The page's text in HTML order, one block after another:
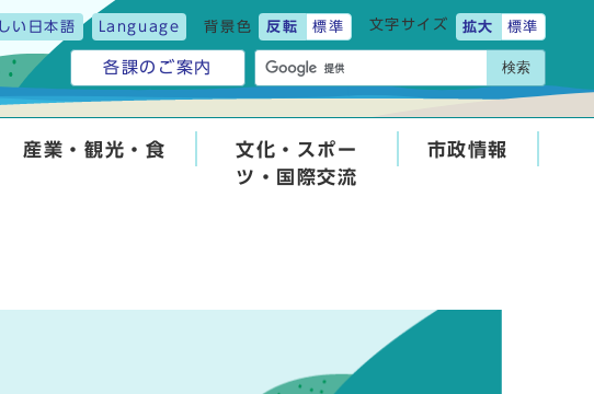
い日本語 Language 背景色 反転 標準 文字サイズ 拡大 標準
各課のご案内 検索
産業・観光・食
文化・スポー
ツ・国際交流
市政情報